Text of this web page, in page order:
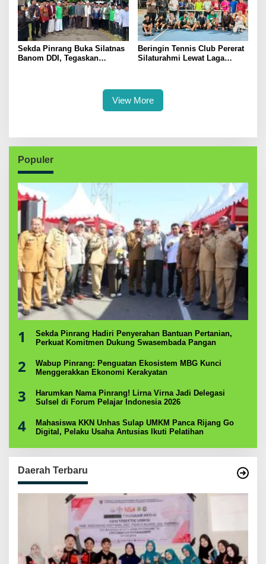
Sekda Pinrang Buka Silatnas
Banom DDI, Tegaskan
Beringin Tennis Club Pererat
Silaturahmi Lewat Laga
View More
Populer
1
Sekda Pinrang Hadiri Penyerahan Bantuan Pertanian,
Perkuat Komitmen Dukung Swasembada Pangan
2
Wabup Pinrang: Penguatan Ekosistem MBG Kunci
Menggerakkan Ekonomi Kerakyatan
3
Harumkan Nama Pinrang! Lirna Virna Jadi Delegasi
Sulsel di Forum Pelajar Indonesia 2026
4
Mahasiswa KKN Unhas Sulap UMKM Panca Rijang Go
Digital, Pelaku Usaha Antusias Ikuti Pelatihan
Daerah Terbaru